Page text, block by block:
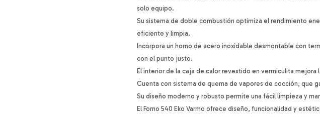
solo equipo.
Su sistema de doble combustión optimiza el rendimiento
eficiente y limpia.
Incorpora un horno de acero inoxidable desmontable con
con el punto justo.
El interior de la caja de calor revestido en vermiculita
Cuenta con sistema de quema de vapores de cocción, que
Su diseño moderno y robusto permite una fácil limpieza y
El Forno 540 Eko Varmo ofrece diseño, funcionalidad y